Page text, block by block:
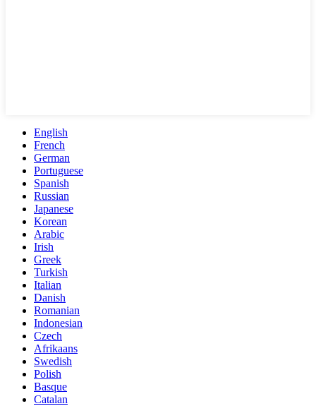
English
French
German
Portuguese
Spanish
Russian
Japanese
Korean
Arabic
Irish
Greek
Turkish
Italian
Danish
Romanian
Indonesian
Czech
Afrikaans
Swedish
Polish
Basque
Catalan